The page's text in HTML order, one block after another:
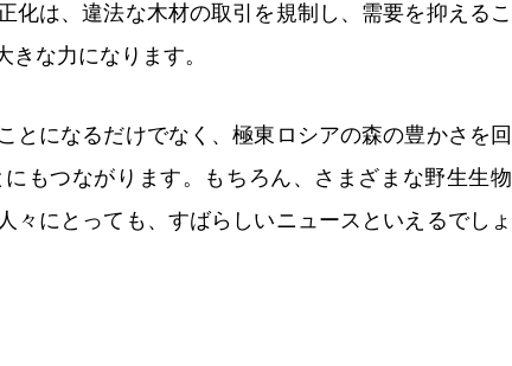
化は、違法な木材の取引を規制し、需要を抑えるこ
な力になります。
とになるだけでなく、極東ロシアの森の豊かさを回
もつながります。もちろん、さまざまな野生生物
々にとっても、すばらしいニュースといえるでしょ